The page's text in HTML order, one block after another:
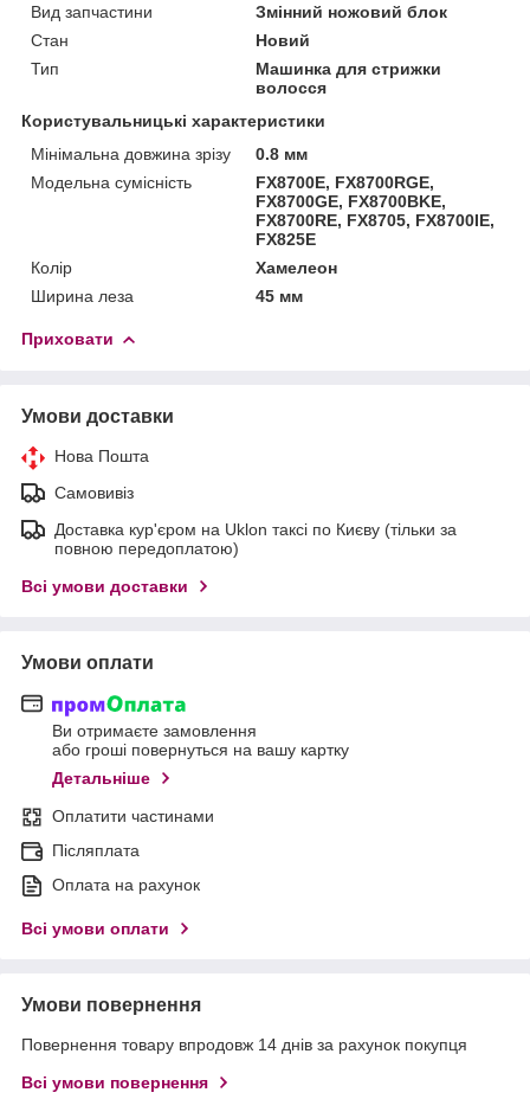
Вид запчастини
Змінний ножовий блок
Стан
Новий
Тип
Машинка для стрижки
волосся
Користувальницькі характеристики
Мінімальна довжина зрізу
0.8 мм
Модельна сумісність
FX8700E, FX8700RGE,
FX8700GE, FX8700BKE,
FX8700RE, FX8705, FX8700IE,
FX825E
Колір
Хамелеон
Ширина леза
45 мм
Приховати
Умови доставки
Нова Пошта
Самовивіз
Доставка кур'єром на Uklon таксі по Києву (тільки за
повною передоплатою)
Всі умови доставки
Умови оплати
Ви отримаєте замовлення
або гроші повернуться на вашу картку
Детальніше
Оплатити частинами
Післяплата
Оплата на рахунок
Всі умови оплати
Умови повернення
Повернення товару впродовж 14 днів за рахунок покупця
Всі умови повернення